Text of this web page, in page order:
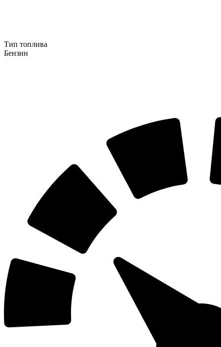
Тип топлива
Бензин